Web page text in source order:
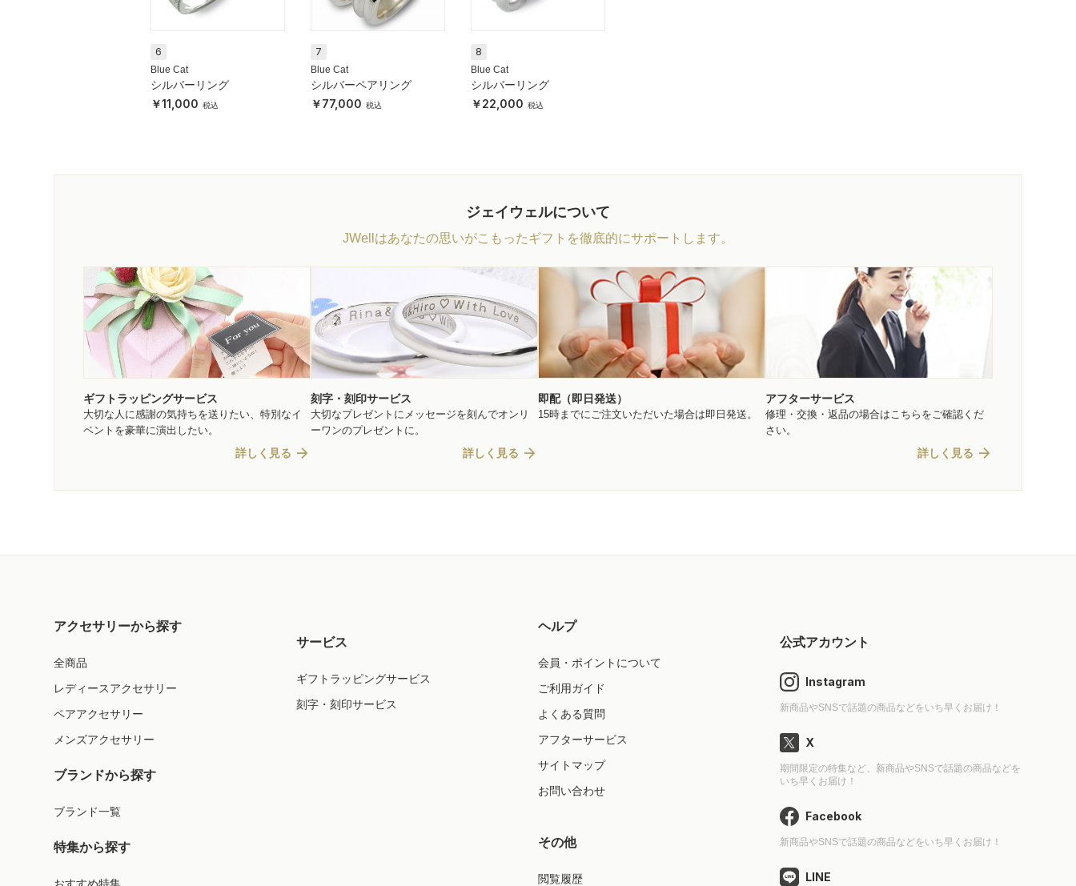
6
Blue Cat
シルバーリング
11,000
7
Blue Cat
シルバーペアリング
77,000
8
Blue Cat
シルバーリング
22,000
ジェイウェルについて
JWellはあなたの思いがこもったギフトを徹底的にサポートします。
ギフトラッピングサービス
大切な人に感謝の気持ちを送りたい、特別なイ
ベントを豪華に演出したい。
詳しく見る arrow_forward
刻字・刻印サービス
大切なプレゼントにメッセージを刻んでオンリ
ーワンのプレゼントに。
詳しく見る arrow_forward
即配（即日発送）
15時までにご注文いただいた場合は即日発送。
アフターサービス
修理・交換・返品の場合はこちらをご確認くだ
さい。
詳しく見る arrow_forward
アクセサリーから探す
全商品
レディースアクセサリー
ペアアクセサリー
メンズアクセサリー
ブランドから探す
ブランド一覧
特集から探す
サービス
ギフトラッピングサービス
刻字・刻印サービス
ヘルプ
会員・ポイントについて
ご利用ガイド
よくある質問
アフターサービス
サイトマップ
お問い合わせ
その他
閲覧履歴
公式アカウント
Instagram
新商品やSNSで話題の商品などをいち早くお届け！
X
期間限定の特集など、新商品やSNSで話題の商品などを
いち早くお届け！
Facebook
新商品やSNSで話題の商品などをいち早くお届け！
LINE